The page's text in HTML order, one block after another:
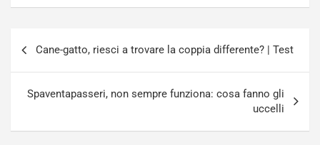
articoli
Cane-gatto, riesci a trovare la coppia differente? | Test
Spaventapasseri, non sempre funziona: cosa fanno gli
uccelli